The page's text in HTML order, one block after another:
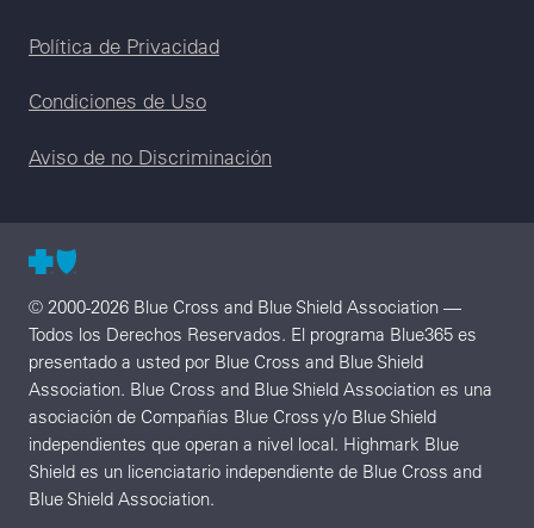
Legal menu
Política de Privacidad
Condiciones de Uso
Aviso de no Discriminación
© 2000-2026 Blue Cross and Blue Shield Association —
Todos los Derechos Reservados. El programa Blue365 es
presentado a usted por Blue Cross and Blue Shield
Association. Blue Cross and Blue Shield Association es una
asociación de Compañías Blue Cross y/o Blue Shield
independientes que operan a nivel local. Highmark Blue
Shield es un licenciatario independiente de Blue Cross and
Blue Shield Association.